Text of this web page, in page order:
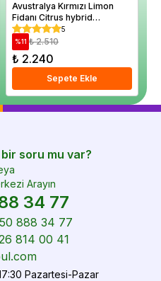
Avustralya Kırmızı Limon
Fidanı Citrus hybrid
Australian Blood Lime 80
100 cm
5
%11 ₺ 2.510
₺ 2.240
Sepete Ekle
bir soru mu var?
Arayın
34 77
888 34 77
814 00 41
Pazartesi-Pazar